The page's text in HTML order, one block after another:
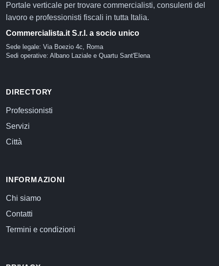
Portale verticale per trovare commercialisti, consulenti del
lavoro e professionisti fiscali in tutta Italia.
Commercialista.it S.r.l. a socio unico
Sede legale: Via Boezio 4c, Roma
Sedi operative: Albano Laziale e Quartu Sant'Elena
DIRECTORY
Professionisti
Servizi
Città
INFORMAZIONI
Chi siamo
Contatti
Termini e condizioni